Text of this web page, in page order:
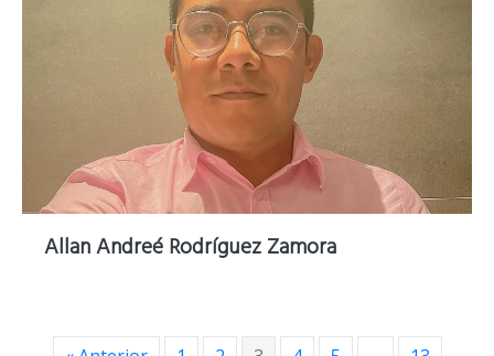
Allan Andreé Rodríguez Zamora